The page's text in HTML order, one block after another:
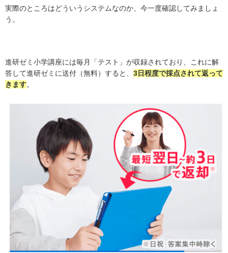
実際のところはどういうシステムなのか、今一度確認してみましょ
う。
進研ゼミ小学講座には毎月「テスト」が収録されており、これに解
答して進研ゼミに送付（無料）すると、 3日程度で採点されて返って
きます。